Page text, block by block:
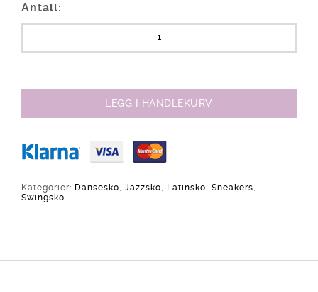
Antall:
LEGG I HANDLEKURV
Kategorier: Dansesko, Jazzsko, Latinsko, Sneakers,
Swingsko